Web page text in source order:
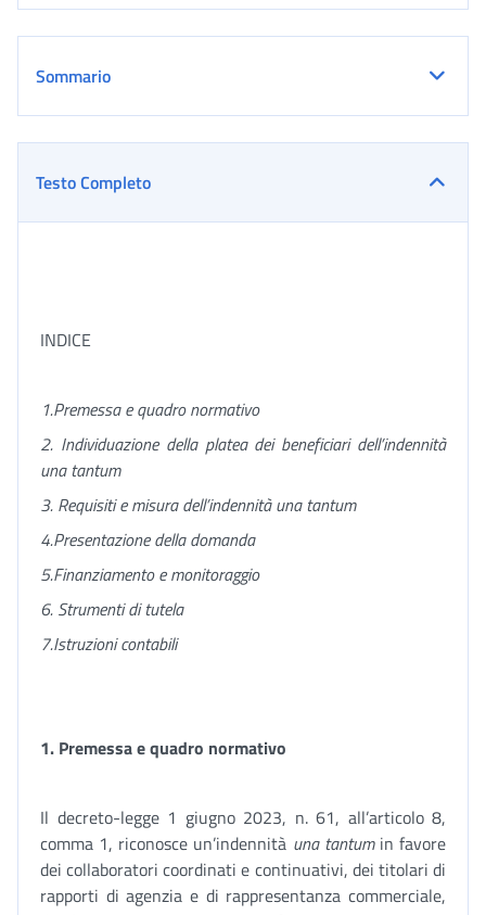
Sommario
Testo Completo
INDICE
1.Premessa e quadro normativo
2. Individuazione della platea dei beneficiari dell’indennità
una tantum
3. Requisiti e misura dell’indennità una tantum
4.Presentazione della domanda
5.Finanziamento e monitoraggio
6. Strumenti di tutela
7.Istruzioni contabili
1. Premessa e quadro normativo
Il decreto-legge 1 giugno 2023, n. 61, all’articolo 8,
comma 1, riconosce un’indennità una tantumin favore
dei collaboratori coordinati e continuativi, dei titolari di
rapporti di agenzia e di rappresentanza commerciale,